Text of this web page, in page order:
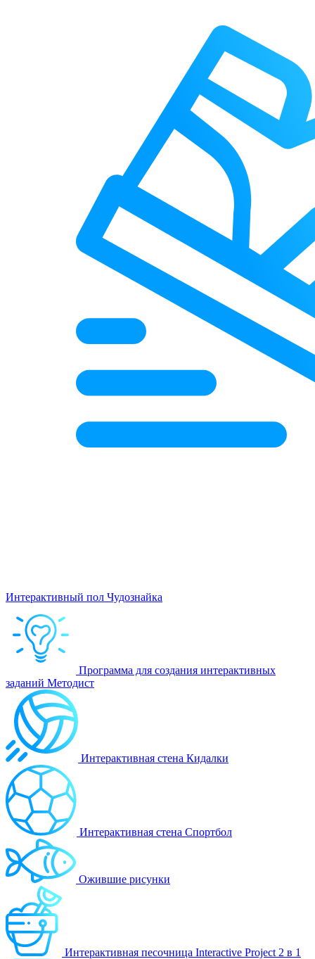
Интерактивный пол Чудознайка
Программа для создания интерактивных
заданий Методист
Интерактивная стена Кидалки
Интерактивная стена Спортбол
Ожившие рисунки
Интерактивная песочница Interactive Project 2 в 1